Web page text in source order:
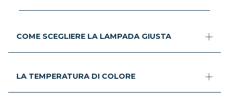
COME SCEGLIERE LA LAMPADA GIUSTA
LA TEMPERATURA DI COLORE